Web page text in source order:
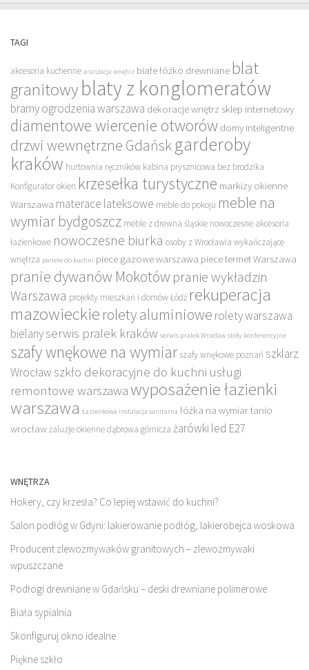
TAGI
akcesoria kuchenne aranżacja wnętrz białe łóżko drewniane blat
granitowyblaty z konglomeratów
bramy ogrodzenia warszawa dekoracje wnętrz sklep internetowy
diamentowe wiercenie otworów domy inteligentne
drzwi wewnętrzne Gdańsk garderoby
kraków hurtownia ręczników kabina prysznicowa bez brodzika
Konfigurator okien krzesełka turystyczne markizy okienne
Warszawa materace lateksowe meble do pokoju meble na
wymiar bydgoszcz meble z drewna śląskie nowoczesne akcesoria
łazienkowe nowoczesne biurka osoby z Wrocławia wykańczające
wnętrza panele do kuchni piece gazowe warszawa piece termet Warszawa
pranie dywanów Mokotów pranie wykładzin
Warszawa projekty mieszkań i domów Łódź rekuperacja
mazowieckie rolety aluminiowe rolety warszawa
bielanyserwis pralek kraków serwis pralek Wrocław stoły konferencyjne
szafy wnękowe na wymiar szafy wnękowe poznań szklarz
Wrocław szkło dekoracyjne do kuchni usługi
remontowe warszawawyposażenie łazienki
warszawa Łazienkowa instalacja sanitarna łóżka na wymiar tanio
wrocławżaluzje okienne dąbrowa górnicza żarówki led E27
WNĘTRZA
Hokery, czy krzesła? Co lepiej wstawić do kuchni?
Salon podłóg w Gdyni: lakierowanie podłóg, lakierobejca woskowa
Producent zlewozmywaków granitowych – zlewozmywaki
wpuszczane
Podłogi drewniane w Gdańsku – deski drewniane polimerowe
Biała sypialnia
Skonfiguruj okno idealne
Piękne szkło